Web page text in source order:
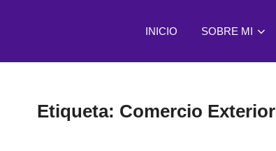
INICIO SOBRE MI
Etiqueta: Comercio Exterior